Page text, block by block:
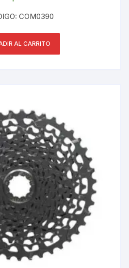
COM0390
AL CARRITO